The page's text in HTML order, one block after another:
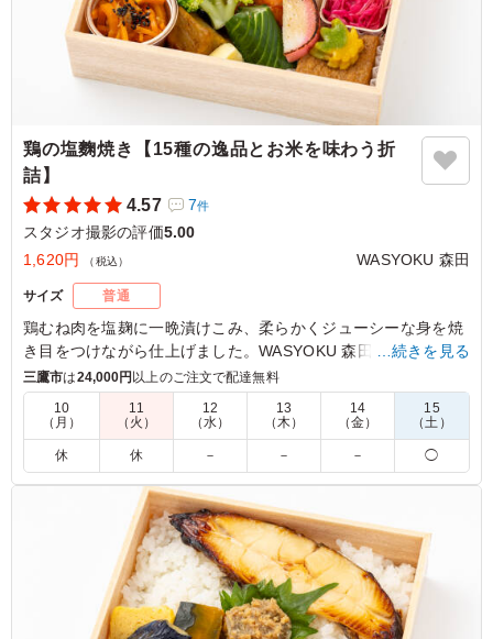
鶏の塩麴焼き【15種の逸品とお米を味わう折
詰】
4.57
7件
スタジオ撮影の評価5.00
1,620円
（税込） WASYOKU 森田
サイズ 普通
鶏むね肉を塩麹に一晩漬けこみ、柔らかくジューシーな身を焼
き目をつけながら仕上げました。WASYOKU 森田こだわりのお
米は新潟県糸魚川産のコシヒカリ。召し上がっていただくと、
みずみずしさとお米の甘さに驚いていただけると思います。15
種の繊細で華やかな副菜と共にお楽しみください。会議などに
最適です。
鶏肉は塩麹漬けで優しい味付けです。副菜もたくさん入っ
ていて、それぞれおいしくて喜ばれでいました。ごはんも
美味しいです。 バランスよいお弁当でどなたにも喜ばれ
ていました。
ご利用シーン：ロケ・撮影›スタジオ撮影
…続きを見る
三鷹市は24,000円以上のご注文で配達無料
10
（月）
11
（火）
12
（水）
13
（木）
14
（金）
15
（土）
休 休 － － － ◯